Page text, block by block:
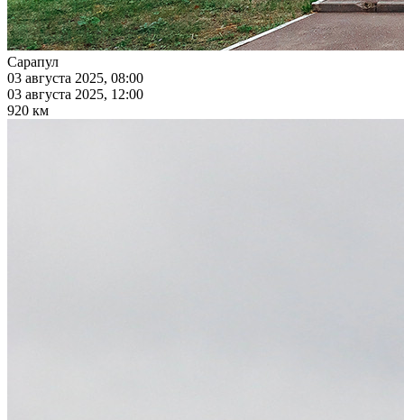
Сарапул
03 августа 2025, 08:00
03 августа 2025, 12:00
920 км